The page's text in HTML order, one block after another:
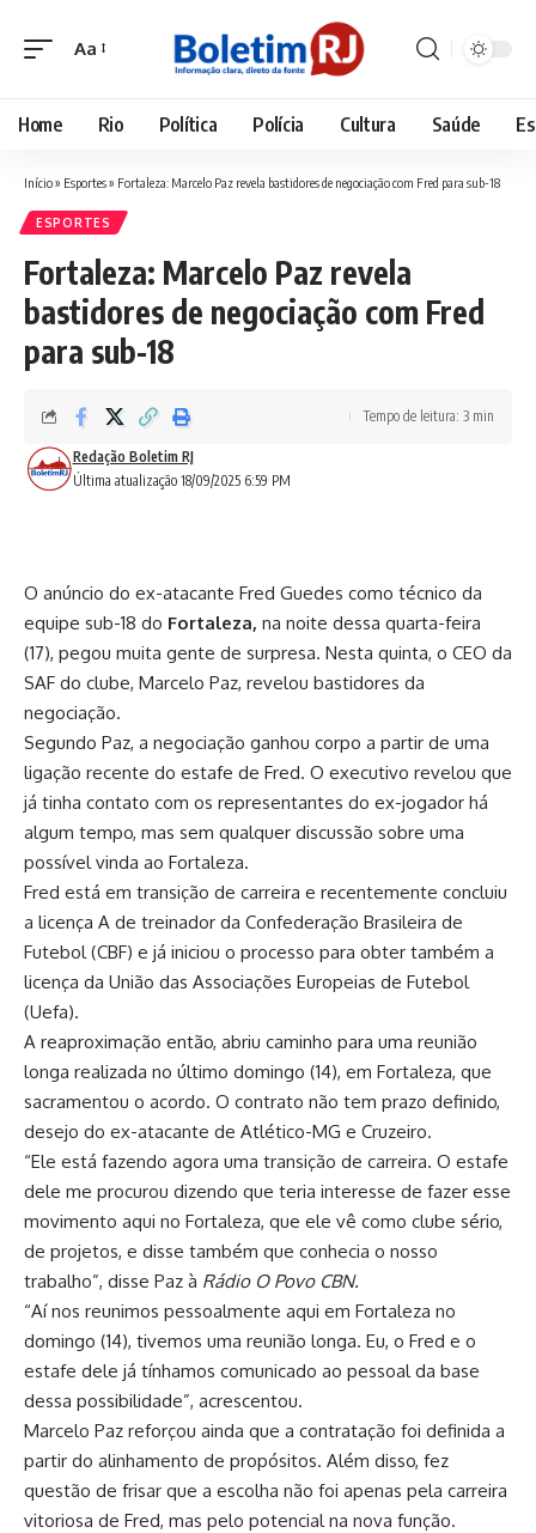
Font
Aa
Home Rio Política Polícia Cultura Saúde
Início» Esportes» Fortaleza: Marcelo Paz revela bastidores de negociação com Fred para sub-18
ESPORTES
Fortaleza: Marcelo Paz revela
bastidores de negociação com Fred
para sub-18
Última atualização 18/09/2025 6:59 PM
Redação Boletim RJ
Tempo de leitura: 3 min
O anúncio do ex-atacante Fred Guedes como técnico da
equipe sub-18 do Fortaleza, na noite dessa quarta-feira
(17), pegou muita gente de surpresa. Nesta quinta, o CEO da
SAF do clube, Marcelo Paz, revelou bastidores da
negociação.
Segundo Paz, a negociação ganhou corpo a partir de uma
ligação recente do estafe de Fred. O executivo revelou que
já tinha contato com os representantes do ex-jogador há
algum tempo, mas sem qualquer discussão sobre uma
possível vinda ao Fortaleza.
Fred está em transição de carreira e recentemente concluiu
a licença A de treinador da Confederação Brasileira de
Futebol (CBF) e já iniciou o processo para obter também a
licença da União das Associações Europeias de Futebol
(Uefa).
A reaproximação então, abriu caminho para uma reunião
longa realizada no último domingo (14), em Fortaleza, que
sacramentou o acordo. O contrato não tem prazo definido,
desejo do ex-atacante de Atlético-MG e Cruzeiro.
“Ele está fazendo agora uma transição de carreira. O estafe
dele me procurou dizendo que teria interesse de fazer esse
movimento aqui no Fortaleza, que ele vê como clube sério,
de projetos, e disse também que conhecia o nosso
trabalho”, disse Paz à Rádio O Povo CBN.
“Aí nos reunimos pessoalmente aqui em Fortaleza no
domingo (14), tivemos uma reunião longa. Eu, o Fred e o
estafe dele já tínhamos comunicado ao pessoal da base
dessa possibilidade”, acrescentou.
Marcelo Paz reforçou ainda que a contratação foi definida a
partir do alinhamento de propósitos. Além disso, fez
questão de frisar que a escolha não foi apenas pela carreira
vitoriosa de Fred, mas pelo potencial na nova função.